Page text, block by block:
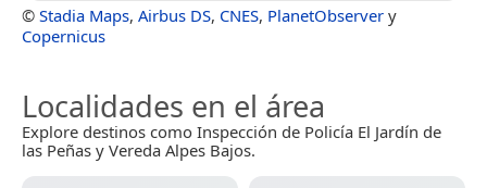
© Stadia Maps, Airbus DS, CNES, PlanetObserver y
Copernicus
Localidades en el área
Explore destinos como Inspección de Policía El Jardín de
las Peñas y Vereda Alpes Bajos.